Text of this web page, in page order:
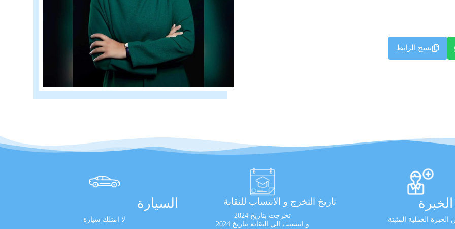
نسخ الرابط
العملية المثبتة
تاريخ التخرج و الانتساب للنقابة
تخرجت بتاريخ 2024
و انتسبت الي النقابة بتاريخ 2024
السيارة
لا امتلك سيارة